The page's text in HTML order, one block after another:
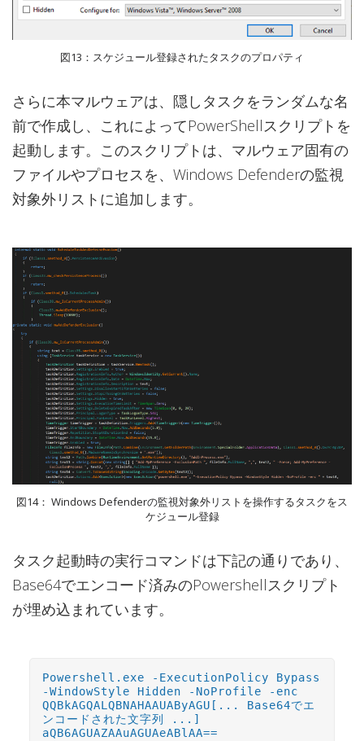
図13：スケジュール登録されたタスクのプロパティ
さらに本マルウェアは、隠しタスクをランダムな名
前で作成し、これによってPowerShellスクリプトを
起動します。このスクリプトは、マルウェア固有の
ファイルやプロセスを、Windows Defenderの監視
対象外リストに追加します。
図14： Windows Defenderの監視対象外リストを操作するタスクをス
ケジュール登録
タスク起動時の実行コマンドは下記の通りであり、
Base64でエンコード済みのPowershellスクリプト
が埋め込まれています。
Powershell.exe -ExecutionPolicy Bypass
-WindowStyle Hidden -NoProfile -enc
QQBkAGQALQBNAHAAUAByAGU[... Base64でエ
ンコードされた文字列 ...]
aQB6AGUAZAAuAGUAeABlAA==